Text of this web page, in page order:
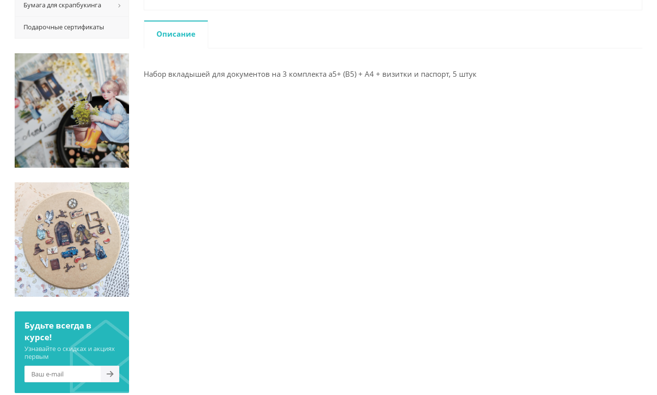
Описание
Набор вкладышей для документов на 3 комплекта а5+ (B5) + А4 + визитки и паспорт, 5 штук
Бумага для скрапбукинга
Подарочные сертификаты
Будьте всегда в
курсе!
Узнавайте о скидках и акциях
первым